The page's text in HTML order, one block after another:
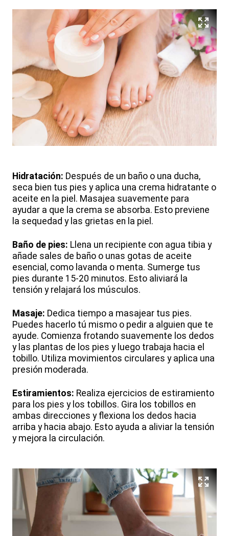
Hidratación: Después de un baño o una ducha,
seca bien tus pies y aplica una crema hidratante o
aceite en la piel. Masajea suavemente para
ayudar a que la crema se absorba. Esto previene
la sequedad y las grietas en la piel.
Baño de pies: Llena un recipiente con agua tibia y
añade sales de baño o unas gotas de aceite
esencial, como lavanda o menta. Sumerge tus
pies durante 15-20 minutos. Esto aliviará la
tensión y relajará los músculos.
Masaje: Dedica tiempo a masajear tus pies.
Puedes hacerlo tú mismo o pedir a alguien que te
ayude. Comienza frotando suavemente los dedos
y las plantas de los pies y luego trabaja hacia el
tobillo. Utiliza movimientos circulares y aplica una
presión moderada.
Estiramientos: Realiza ejercicios de estiramiento
para los pies y los tobillos. Gira los tobillos en
ambas direcciones y flexiona los dedos hacia
arriba y hacia abajo. Esto ayuda a aliviar la tensión
y mejora la circulación.